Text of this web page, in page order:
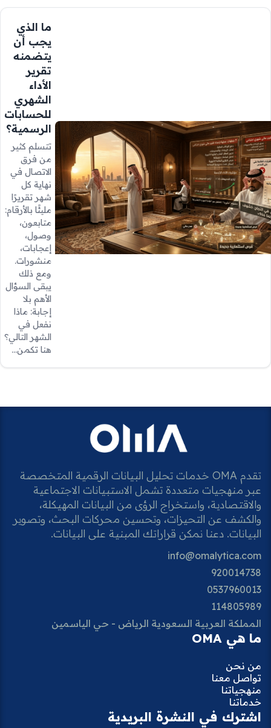
ما الذي
يجب أن
يتضمنه
تقرير
الأداء
الشهري
للحسابات
الرسمية؟
تتسلم كثير
من فرق
الاتصال في
نهاية كل
شهر تقريرًا
مليئًا بالأرقام:
متابعون،
وصول،
إعجابات،
منشورات.
ومع ذلك
يبقى السؤال
الأهم بلا
إجابة: ماذا
نفعل في
الشهر التالي؟
هنا تكمن…
تقدم OMA خدمات تحليل البيانات الرقمية المتخصصة
عبر منهجيات متعددة تشمل الاستبيانات الاجتماعية
والاقتصادية، واستخراج الرؤى من البيانات المهيكلة،
والكشف عن التحيزات، وتحسين محركات البحث، وتصوير
البيانات. دعنا نمكن قراراتك المبنية على البيانات.
info@omalytica.com
920014738
0537960013
114805989
المملكة العربية السعودية الرياض - حي الياسمين
ما هي OMA
من نحن
تواصل معنا
منهجياتنا
خدماتنا
اشترك في النشرة البريدية